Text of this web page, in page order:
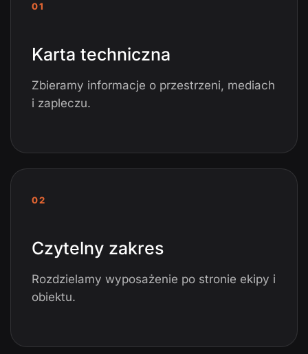
01
Karta techniczna
Zbieramy informacje o przestrzeni, mediach
i zapleczu.
02
Czytelny zakres
Rozdzielamy wyposażenie po stronie ekipy i
obiektu.